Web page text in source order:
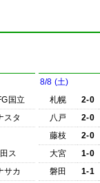
国立
スタ
ス
サカ
8/8 (土)
札幌
2-0
八戸
2-0
藤枝
2-0
大宮
1-0
磐田
1-1